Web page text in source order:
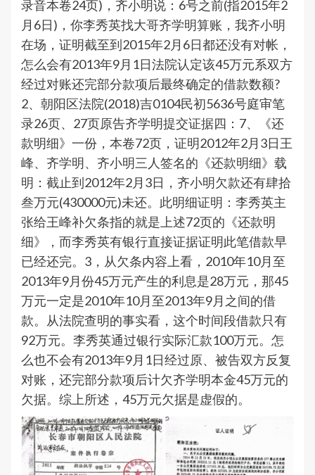
录音本卷24页)，齐小明说：6号之前(指2015年2
月6日)，你李秀英找大哥齐学明算账，我齐小明
在场，证明截至到2015年2月6日都还没有对帐，
怎么会有2013年9月1日法院认定该45万元系双方
经过对账还完部分款项后最终确定的借款数额?
2、朝阳区法院(2018)吉0104民初5636号庭审笔
录26页、27页原告齐学明提交证据四：7、《还
款明细》一份，本卷72页，证明2012年2月3日王
峰、齐学明、齐小明三人签名的《还款明细》载
明：截止到2012年2月3日，齐小明欠款还有肆拾
叁万元(430000元)未还。此明细证明：李秀英主
张给王峰补欠条指的就是上述72页的《还款明
细》，而李秀英有银行直接证据证明此笔借款早
已经还完。3，从欠条内容上看，2010年10月至
2013年9月份45万元产生的利息是28万元，那45
万元一定是2010年10月至2013年9月之间的借
款。从法院查明的事实看，这个时间段借款只有
92万元。李秀英通过银行实际汇款100万元。怎
么也不会有2013年9月1日经过原、被告双方反复
对账，还完部分款项后计欠齐学明本金45万元的
欠据。综上所述，45万元欠据是虚假的。